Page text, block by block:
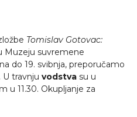
Tomislav Gotovac:
Muzeju suvremene
do 19. svibnja, preporučamo
travnju vodstva su u
u 11.30. Okupljanje za